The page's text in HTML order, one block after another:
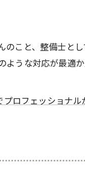
のこと、整備士とし
ような対応が最適
プロフェッショナル